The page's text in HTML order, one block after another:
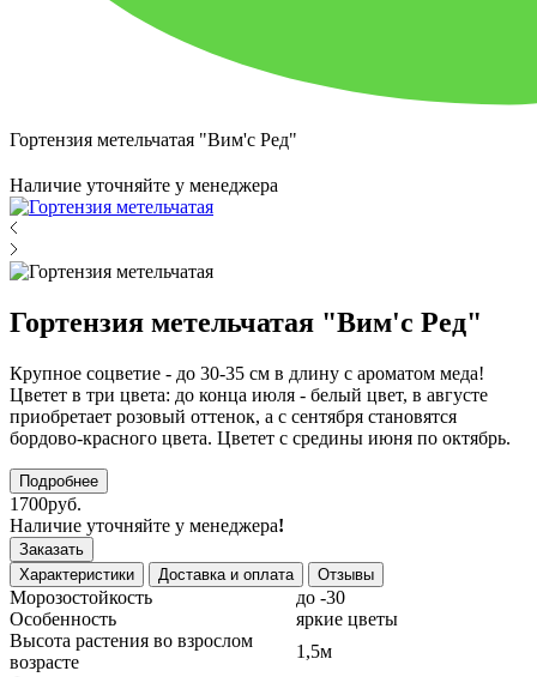
Гортензия метельчатая "Вим'с Ред"
Наличие уточняйте у менеджера
Гортензия метельчатая "Вим'с Ред"
Крупное соцветие - до 30-35 см в длину с ароматом меда!
Цветет в три цвета: до конца июля - белый цвет, в августе
приобретает розовый оттенок, а с сентября становятся
бордово-красного цвета. Цветет с средины июня по октябрь.
Подробнее
1700руб.
Наличие уточняйте у менеджера!
Заказать
Характеристики
Доставка и оплата Отзывы
Морозостойкость
до -30
Особенность
яркие цветы
Высота растения во взрослом
возрасте
1,5м